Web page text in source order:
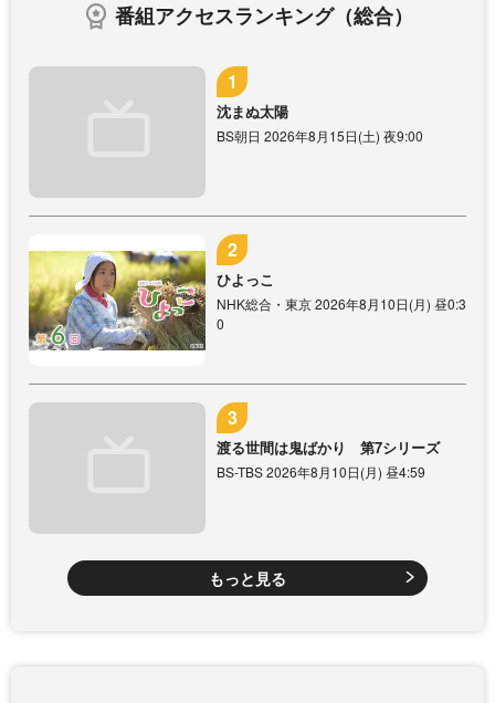
番組アクセスランキング（総合）
沈まぬ太陽
BS朝日 2026年8月15日(土) 夜9:00
ひよっこ
NHK総合・東京 2026年8月10日(月) 昼0:3
0
渡る世間は鬼ばかり 第7シリーズ
BS-TBS 2026年8月10日(月) 昼4:59
もっと見る